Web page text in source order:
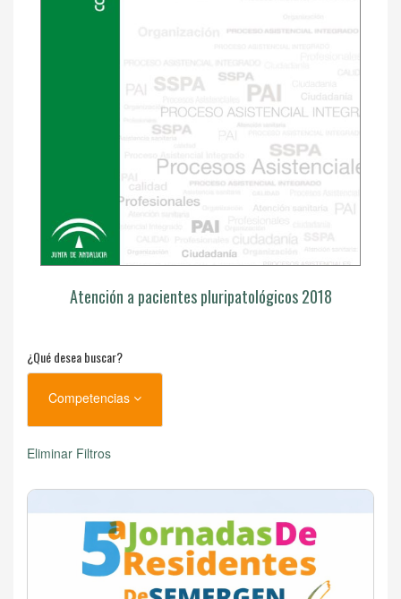
Atención a pacientes pluripatológicos 2018
¿Qué desea buscar?
Competencias
Eliminar Filtros